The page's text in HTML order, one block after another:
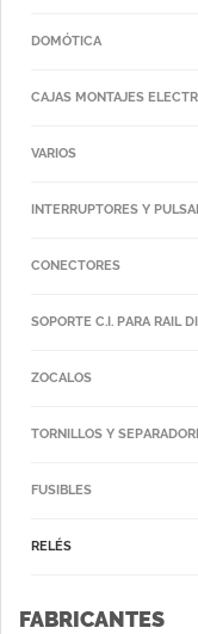
DOMÓTICA
CAJAS MONTAJES
VARIOS
INTERRUPTORES Y
CONECTORES
SOPORTE C.I. PARA RAIL
ZOCALOS
TORNILLOS Y
FUSIBLES
RELÉS
FABRICANTES